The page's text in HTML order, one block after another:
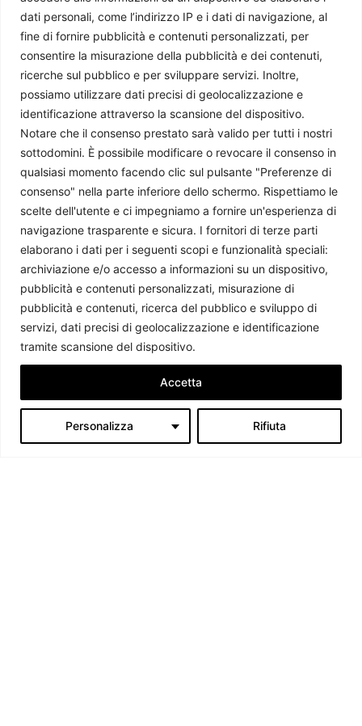
dati personali, come l’indirizzo IP e i dati di navigazione, al
fine di fornire pubblicità e contenuti personalizzati, per
consentire la misurazione della pubblicità e dei contenuti,
ricerche sul pubblico e per sviluppare servizi. Inoltre,
possiamo utilizzare dati precisi di geolocalizzazione e
identificazione attraverso la scansione del dispositivo.
Notare che il consenso prestato sarà valido per tutti i nostri
sottodomini. È possibile modificare o revocare il consenso in
qualsiasi momento facendo clic sul pulsante "Preferenze di
consenso" nella parte inferiore dello schermo. Rispettiamo le
scelte dell'utente e ci impegniamo a fornire un'esperienza di
navigazione trasparente e sicura. I fornitori di terze parti
elaborano i dati per i seguenti scopi e funzionalità speciali:
archiviazione e/o accesso a informazioni su un dispositivo,
pubblicità e contenuti personalizzati, misurazione di
pubblicità e contenuti, ricerca del pubblico e sviluppo di
servizi, dati precisi di geolocalizzazione e identificazione
tramite scansione del dispositivo.
Personalizza Rifiuta
Accetta
La realtà dell’immigrazione in Europa
Paolo Pellegrini 3 Agosto 2026
L’Irlanda assume la presidenza di turno del Consiglio